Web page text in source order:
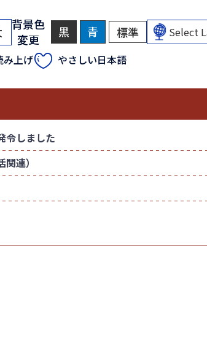
背景色
変更
黒
景
色
を
色
る
青
景
色
を
色
る
標準
景
に
み上げ やさしい日本語
令しました
連）